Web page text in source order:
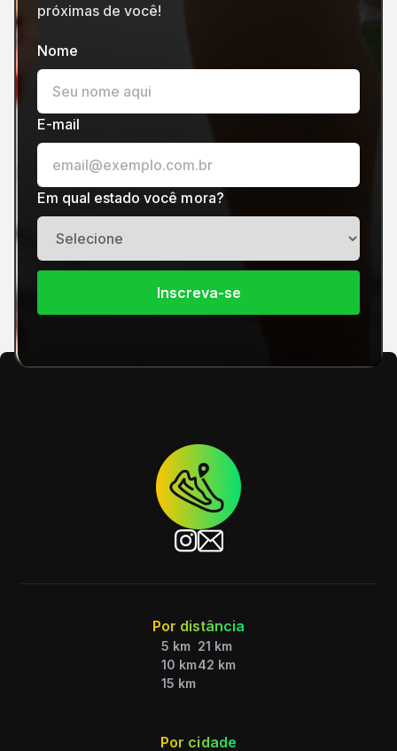
próximas de você!
Nome
E-mail
Em qual estado você mora?
Inscreva-se
Por distância
5 km
10 km
15 km
21 km
42 km
Por cidade